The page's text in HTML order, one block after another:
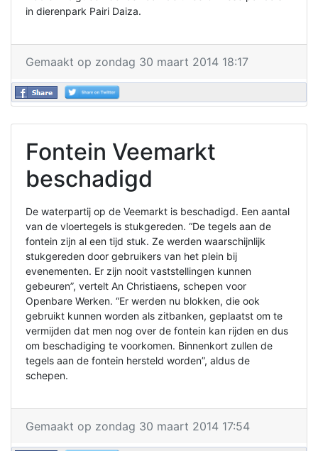
in dierenpark Pairi Daiza.
Gemaakt op zondag 30 maart 2014 18:17
Fontein Veemarkt
beschadigd
De waterpartij op de Veemarkt is beschadigd. Een aantal
van de vloertegels is stukgereden. “De tegels aan de
fontein zijn al een tijd stuk. Ze werden waarschijnlijk
stukgereden door gebruikers van het plein bij
evenementen. Er zijn nooit vaststellingen kunnen
gebeuren”, vertelt An Christiaens, schepen voor
Openbare Werken. “Er werden nu blokken, die ook
gebruikt kunnen worden als zitbanken, geplaatst om te
vermijden dat men nog over de fontein kan rijden en dus
om beschadiging te voorkomen. Binnenkort zullen de
tegels aan de fontein hersteld worden”, aldus de
schepen.
Gemaakt op zondag 30 maart 2014 17:54